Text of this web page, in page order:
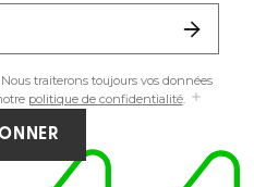
traiterons toujours vos données
politique de confidentialité.